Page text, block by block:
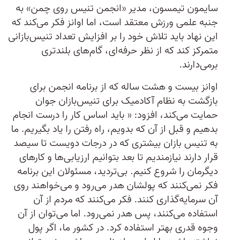
سایمون تیمسون، مدیر «انجمن تنیس روی چمن» به
جنبه علمی ورزش معتقد است، اما اوانز فکر می‌کند که
این نهاد باید تلاش خود را بر افزایش تعداد تنیس‌بازانی
متمرکز کند که از نظر حرفه‌ای، گام‌های بلندتری
برمی‌دارند.
اوانز بیست و هشت ساله که از برنامه انجمن برای
بازگشت به نظام آکادمیک برای تنیس‌بازان جوان
حمایت می‌کند، افزود: « باید اساس کار را درست انجام
بدهیم و قبل از آن که بدویم، راه رفتن را یاد بگیریم. ما
به تنیس بازان بیشتری که در درجات دویست تا سیصد
قرار دارند نیازمندیم تا بعد بتوانیم ارزیابی‌ها و کارهای
دیگرمان را شروع کنیم. بی‌تردید، مسئولان این برنامه
فکر نمی‌کنند که پولشان هدر می‌رود و می‌خواهند روی
آن سرمایه‌گذاری کنند. فکر می‌کنند که مردم از آن
استفاده می‌کنند، پس هدر نمی‌رود. اما می‌توان از آن
وجوه قدری بهتر استفاده کرد. در کشور ما، اگر پول